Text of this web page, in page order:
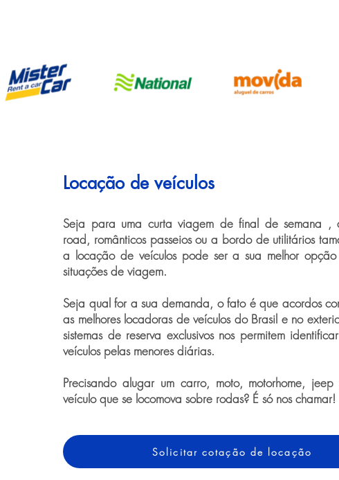
Locação de veículos
Seja para uma curta viagem de final de semana ,
road, românticos passeios ou a bordo de utilitários
a locação de veículos pode ser a sua melhor opção
situações de viagem.
Seja qual for a sua demanda, o fato é que acordos
as melhores locadoras de veículos do Brasil e no
sistemas de reserva exclusivos nos permitem
veículos pelas menores diárias.
Precisando alugar um carro, moto, motorhome,
veículo que se locomova sobre rodas? É só nos chamar!
Solicitar cotação de locação